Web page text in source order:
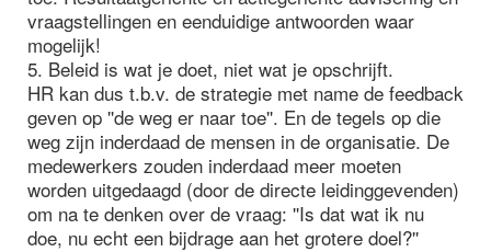
vraagstellingen en eenduidige antwoorden waar
mogelijk!
5. Beleid is wat je doet, niet wat je opschrijft.
HR kan dus t.b.v. de strategie met name de feedback
geven op ''de weg er naar toe''. En de tegels op die
weg zijn inderdaad de mensen in de organisatie. De
medewerkers zouden inderdaad meer moeten
worden uitgedaagd (door de directe leidinggevenden)
om na te denken over de vraag: ''Is dat wat ik nu
doe, nu echt een bijdrage aan het grotere doel?''